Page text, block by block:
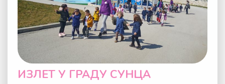
ИЗЛЕТ У ГРАДУ СУНЦА